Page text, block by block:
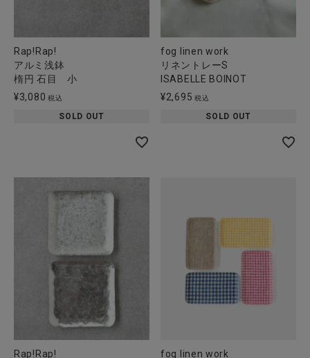
Rap!Rap!
アルミ浅鉢
楕円 石目 小
¥3,080 税込
SOLD OUT
fog linen work
リネントレーS
ISABELLE BOINOT
¥2,695 税込
SOLD OUT
Rap!Rap!
fog linen work